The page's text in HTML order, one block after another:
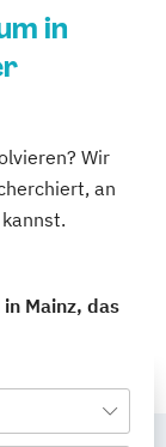
in
Wir
an
Mainz, das